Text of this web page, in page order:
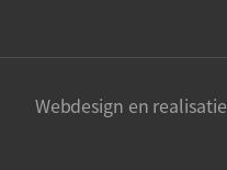
Webdesign en realisatie